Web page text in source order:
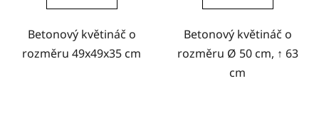
Betonový květináč o
rozměru 49x49x35 cm
Betonový květináč o
rozměru Ø 50 cm, ↑ 63
cm